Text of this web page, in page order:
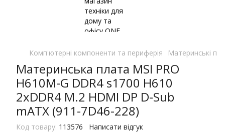
Комп'ютерні компоненти та периферія Материнські
Материнcька плата MSI PRO
H610M-G DDR4 s1700 H610
2xDDR4 M.2 HDMI DP D-Sub
mATX (911-7D46-228)
Код товару: 113576 Написати відгук